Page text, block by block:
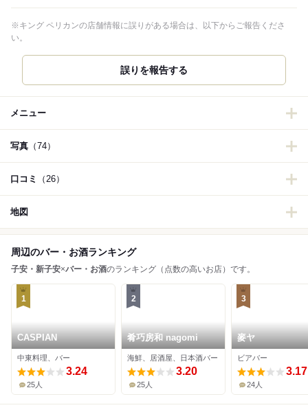
※キング ペリカンの店舗情報に誤りがある場合は、以下からご報告くださ
い。
誤りを報告する
メニュー
写真 （74）
口コミ （26）
地図
周辺のバー・お酒ランキング
子安・新子安×バー・お酒のランキング（点数の高いお店）です。
1
CASPIAN
中東料理、バー
3.24
25人
2
肴巧房和 nagomi
海鮮、居酒屋、日本酒バー
3.20
25人
3
麥ヤ
ビアバー
3.17
24人